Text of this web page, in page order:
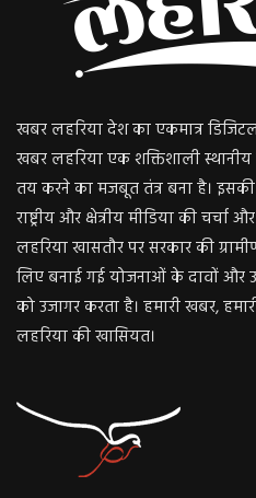
खबर लहरिया देश का एकमात्र डिजिटल
खबर लहरिया एक शक्तिशाली स्थानीय
तय करने का मजबूत तंत्र बना है। इसकी
राष्ट्रीय और क्षेत्रीय मीडिया की
लहरिया खासतौर पर सरकार की
लिए बनाई गई योजनाओं के दावों
को उजागर करता है। हमारी खबर,
लहरिया की खासियत।